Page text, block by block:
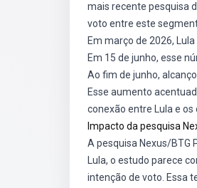
mais recente pesquisa
voto entre este
Em março de 2026,
Em 15 de junho, esse
Ao fim de junho,
Esse aumento
conexão entre Lula e os
Impacto da pesquisa
A pesquisa Nexus/BTG
Lula, o estudo parece
intenção de voto. Essa